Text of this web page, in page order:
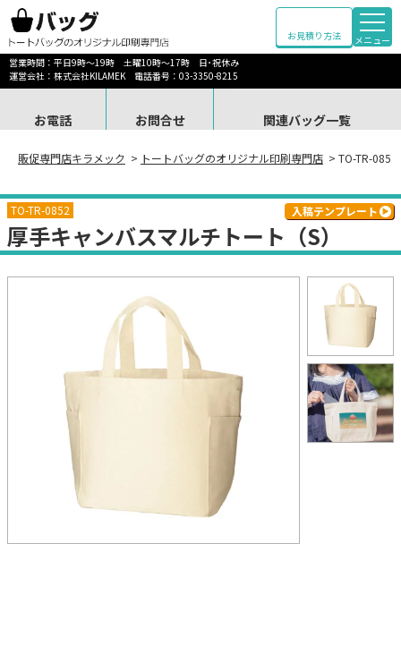
お見積り方法
メニュー
営業時間：平日9時～19時 土曜10時～17時 日･祝休み
運営会社：株式会社KILAMEK 電話番号：03-3350-8215
お電話 お問合せ 関連バッグ一覧
販促専門店キラメック > トートバッグのオリジナル印刷専門店 > TO-TR-
TO-TR-0852
厚手キャンバスマルチトート（S）
入稿テンプレート